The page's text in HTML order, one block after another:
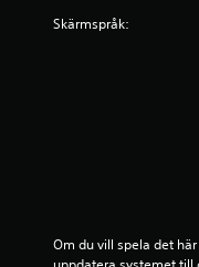
Skärmspråk:
Om du vill spela det